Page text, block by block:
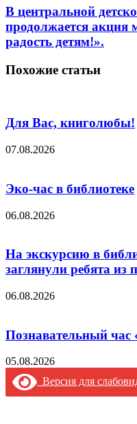
В центральной
продолжается акция
радость детям!».
Похожие статьи
Для Вас, книголюбы!
07.08.2026
Эко-час в библиотеке
06.08.2026
На экскурсию в
заглянули ребята из
06.08.2026
Познавательный
05.08.2026
Версия для